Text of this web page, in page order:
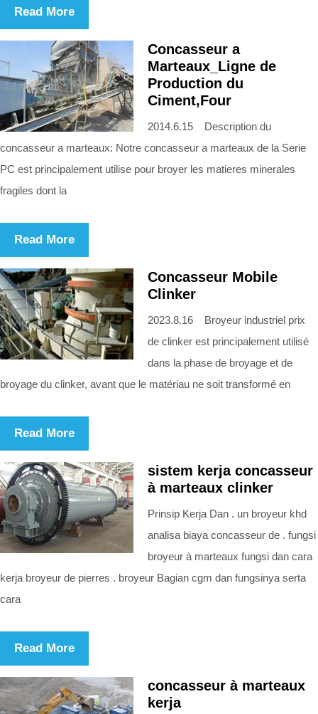
Read More
Concasseur a
Marteaux_Ligne de
Production du
Ciment,Four
2014.6.15 Description du
concasseur a marteaux: Notre concasseur a marteaux de la Serie
PC est principalement utilise pour broyer les matieres minerales
fragiles dont la
Read More
Concasseur Mobile
Clinker
2023.8.16 Broyeur industriel prix
de clinker est principalement utilisé
dans la phase de broyage et de
broyage du clinker, avant que le matériau ne soit transformé en
Read More
sistem kerja concasseur
à marteaux clinker
Prinsip Kerja Dan . un broyeur khd
analisa biaya concasseur de . fungsi
broyeur à marteaux fungsi dan cara
kerja broyeur de pierres . broyeur Bagian cgm dan fungsinya serta
cara
Read More
concasseur à marteaux
kerja